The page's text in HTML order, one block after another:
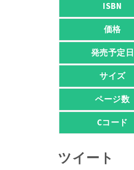
ISBN
価格
発売予定日
サイズ
ページ数
Cコード
ツイート